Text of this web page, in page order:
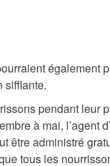
également
sifflante.
pendant leur
à mai, l’agent
être administré
tous les